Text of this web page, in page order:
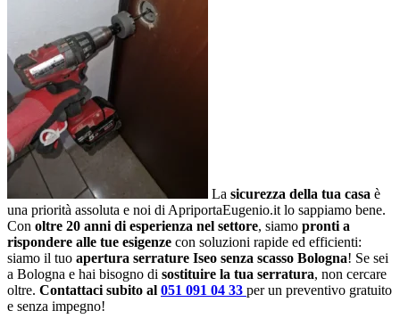
La sicurezza della tua casa è
una priorità assoluta e noi di ApriportaEugenio.it lo sappiamo bene.
Con oltre 20 anni di esperienza nel settore, siamo pronti a
rispondere alle tue esigenze con soluzioni rapide ed efficienti:
siamo il tuo apertura serrature Iseo senza scasso Bologna! Se sei
a Bologna e hai bisogno di sostituire la tua serratura, non cercare
oltre. Contattaci subito al 051 091 04 33 per un preventivo gratuito
e senza impegno!